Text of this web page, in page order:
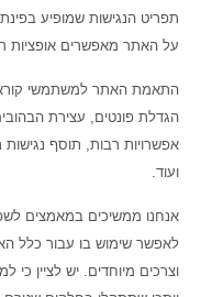
תפריט הנגישות שמופיע
על האתר מאפשרים אופציות
התאמת האתר למשתמשי
הגדלת פונטים, עצירת
ועוד.
אנחנו ממשיכים במאמצים
לאפשר שימוש בו עבור כלל
וצרכים מיוחדים. יש לציין